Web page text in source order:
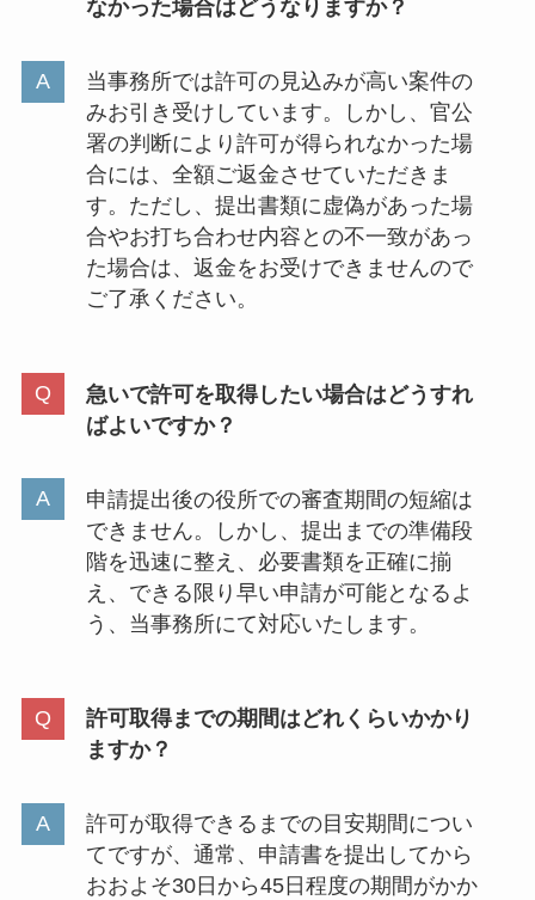
なかった場合はどうなりますか？
当事務所では許可の見込みが高い案件の
みお引き受けしています。しかし、官公
署の判断により許可が得られなかった場
合には、全額ご返金させていただきま
す。ただし、提出書類に虚偽があった場
合やお打ち合わせ内容との不一致があっ
た場合は、返金をお受けできませんので
ご了承ください。
急いで許可を取得したい場合はどうすれ
ばよいですか？
申請提出後の役所での審査期間の短縮は
できません。しかし、提出までの準備段
階を迅速に整え、必要書類を正確に揃
え、できる限り早い申請が可能となるよ
う、当事務所にて対応いたします。
許可取得までの期間はどれくらいかかり
ますか？
許可が取得できるまでの目安期間につい
てですが、通常、申請書を提出してから
おおよそ30日から45日程度の期間がかか